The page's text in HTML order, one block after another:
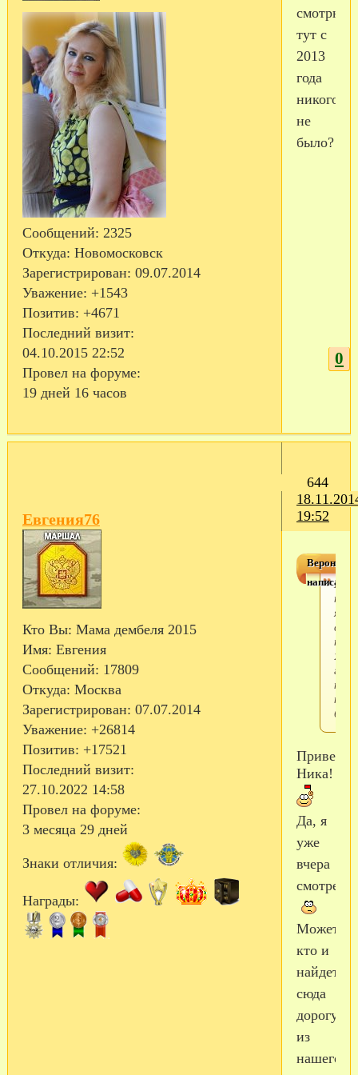
Сообщений: 2325
Откуда: Новомосковск
Зарегистрирован: 09.07.2014
Уважение: +1543
Позитив: +4671
Последний визит:
04.10.2015 22:52
Провел на форуме:
19 дней 16 часов
смотрю
тут с
2013
года
никого
не
было?
0
644
19:52
Евгения76
Кто Вы: Мама дембеля 2015
Имя: Евгения
Сообщений: 17809
Откуда: Москва
Зарегистрирован: 07.07.2014
Уважение: +26814
Позитив: +17521
Последний визит:
27.10.2022 14:58
Провел на форуме:
3 месяца 29 дней
Знаки отличия:
Награды:
Вероник@
я
тут
2013
года
не
Привет,
Ника!
Да, я
уже
вчера
смотрела!
Может
кто и
найдет
сюда
дорогу
из
нашего